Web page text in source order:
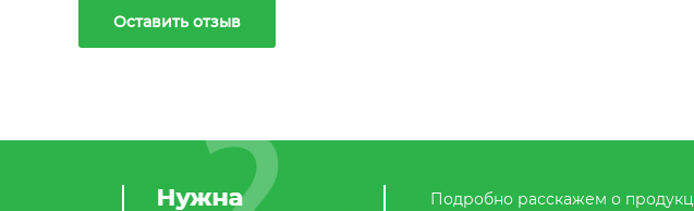
Оставить отзыв
Подробно расскажем о